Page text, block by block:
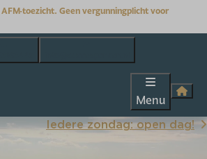
toezicht. Geen vergunningplicht voor
Menu
Iedere zondag: open dag!